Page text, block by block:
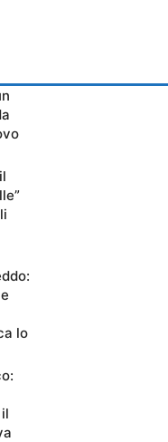
lo